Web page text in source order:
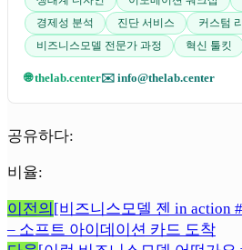
경제성 분석
진단 서비스
커스텀
비즈니스모델 전문가 과정
혁신 툴킷
🌐 thelab.center✉️ info@thelab.center
공유하다:
비율:
이전의 [비즈니스모델 젠 in action
– 소프트 아이데이션 카드 도착